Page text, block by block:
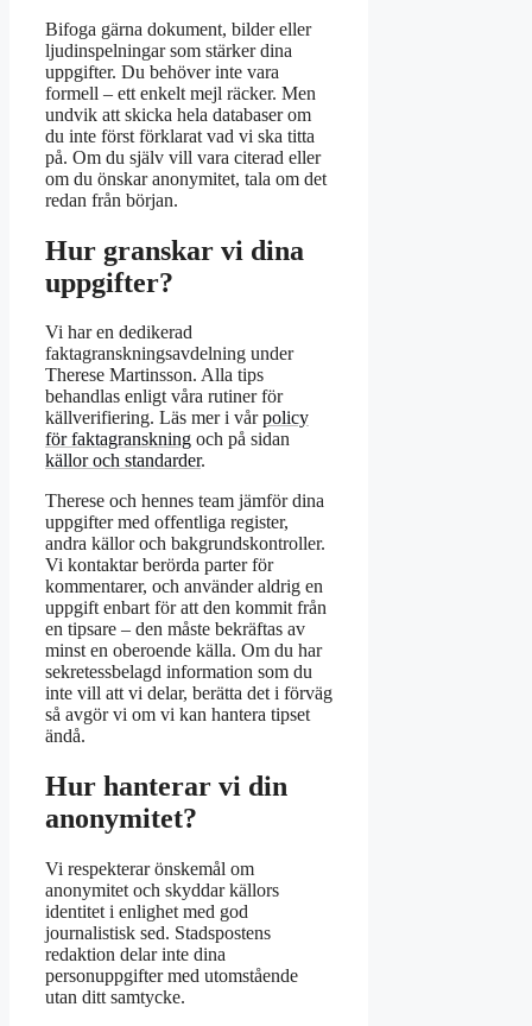
Bifoga gärna dokument, bilder eller
ljudinspelningar som stärker dina
uppgifter. Du behöver inte vara
formell – ett enkelt mejl räcker. Men
undvik att skicka hela databaser om
du inte först förklarat vad vi ska titta
på. Om du själv vill vara citerad eller
om du önskar anonymitet, tala om det
redan från början.
Hur granskar vi dina
uppgifter?
Vi har en dedikerad
faktagranskningsavdelning under
Therese Martinsson. Alla tips
behandlas enligt våra rutiner för
källverifiering. Läs mer i vårpolicy
för faktagranskning och på sidan
källor och standarder.
Therese och hennes team jämför dina
uppgifter med offentliga register,
andra källor och bakgrundskontroller.
Vi kontaktar berörda parter för
kommentarer, och använder aldrig en
uppgift enbart för att den kommit från
en tipsare – den måste bekräftas av
minst en oberoende källa. Om du har
sekretessbelagd information som du
inte vill att vi delar, berätta det i förväg
så avgör vi om vi kan hantera tipset
ändå.
Hur hanterar vi din
anonymitet?
Vi respekterar önskemål om
anonymitet och skyddar källors
identitet i enlighet med god
journalistisk sed. Stadspostens
redaktion delar inte dina
personuppgifter med utomstående
utan ditt samtycke.